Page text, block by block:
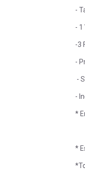
-
- 1
-3
-
-
-
*
*